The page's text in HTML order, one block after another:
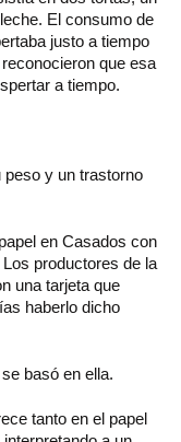
El consumo de
justo a tiempo
que esa
a tiempo.
y un trastorno
en Casados con
productores de la
una tarjeta que
haberlo dicho
se basó en ella.
tanto en el papel